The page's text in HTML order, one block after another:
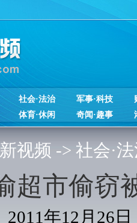
社会·法治 军事·科技
体育·休闲 奇闻·趣事
视频 -> 社会·
超市偷窃
2011年12月26